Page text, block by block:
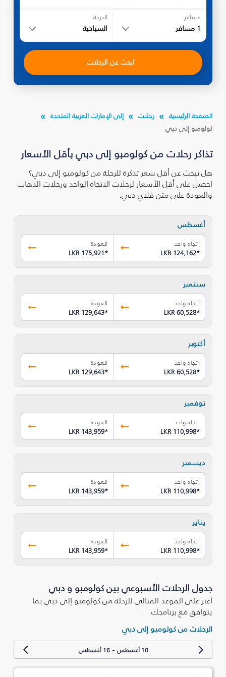
مسافر
1 مسافر
الدرجة
السياحية
ابحث عن الرحلات
الصفحة الرئيسية رحلات
إلى الإمارات العربية المتحدة
كولومبو إلى دبي
تذاكر رحلات من كولومبو إلى دبي بأقل الأسعار
هل تبحث عن أقل سعر تذكرة للرحلة من كولومبو إلى دبي؟
احصل على أقل الأسعار لرحلات الاتجاه الواحد ورحلات الذهاب
والعودة على متن فلاي دبي.
أغسطس
اتجاه واحد
LKR 124,162*
العودة
LKR 175,921*
سبتمبر
اتجاه واحد
LKR 60,528*
العودة
LKR 129,643*
أكتوبر
اتجاه واحد
LKR 60,528*
العودة
LKR 129,643*
نوفمبر
اتجاه واحد
LKR 110,998*
العودة
LKR 143,959*
ديسمبر
اتجاه واحد
LKR 110,998*
العودة
LKR 143,959*
يناير
اتجاه واحد
LKR 110,998*
العودة
LKR 143,959*
جدول الرحلات الأسبوعي بين كولومبو و دبي
أعثر على الموعد المثالي للرحلة من كولومبو إلى دبي بما
يتوافق مع برنامجك.
الرحلات من كولومبو إلى دبي
10 أغسطس -16 أغسطس